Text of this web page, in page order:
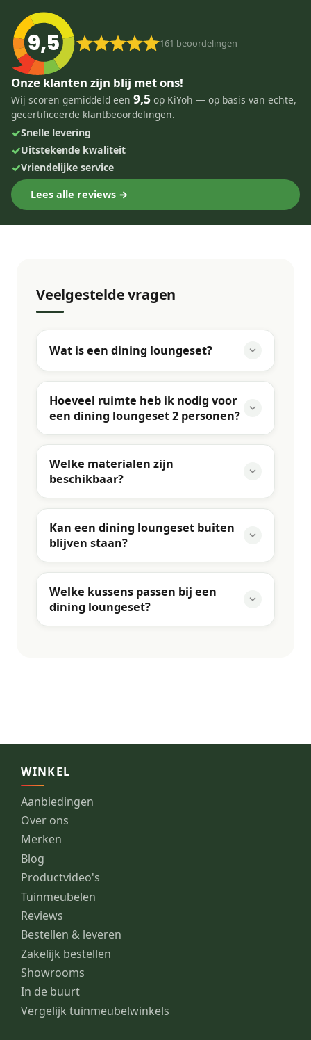
9,5 161 beoordelingen
Onze klanten zijn blij met ons!
Wij scoren gemiddeld een 9,5 op KiYoh — op basis van echte,
gecertificeerde klantbeoordelingen.
✓Snelle levering
✓Uitstekende kwaliteit
✓Vriendelijke service
Lees alle reviews →
Veelgestelde vragen
Wat is een dining loungeset?
Hoeveel ruimte heb ik nodig voor
een dining loungeset 2 personen?
Welke materialen zijn
beschikbaar?
Kan een dining loungeset buiten
blijven staan?
Welke kussens passen bij een
dining loungeset?
WINKEL
Aanbiedingen
Over ons
Merken
Blog
Productvideo's
Tuinmeubelen
Reviews
Bestellen & leveren
Zakelijk bestellen
Showrooms
In de buurt
Vergelijk tuinmeubelwinkels